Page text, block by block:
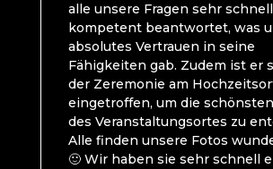
alle unsere Fragen sehr
kompetent beantwortet, was
absolutes Vertrauen in seine
Fähigkeiten gab. Zudem ist er
der Zeremonie am
eingetroffen, um die
des Veranstaltungsortes zu
Alle finden unsere Fotos
🙂 Wir haben sie sehr schnell